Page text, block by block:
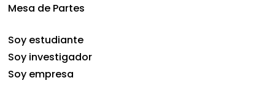
Mesa de Partes
Soy estudiante
Soy investigador
Soy empresa